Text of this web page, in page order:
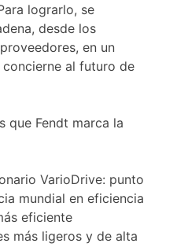
lograrlo, se
desde los
en un
al futuro de
que Fendt marca la
VarioDrive: punto
mundial en eficiencia
eficiente
más ligeros y de alta